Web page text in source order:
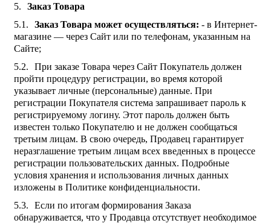
Заказ Товара
Заказ Товара может осуществляться: - в Интернет-
магазине — через Сайт или по телефонам, указанным на
Сайте;
При заказе Товара через Сайт Покупатель должен
пройти процедуру регистрации, во время которой
указывает личные (персональные) данные. При
регистрации Покупателя система запрашивает пароль к
регистрируемому логину. Этот пароль должен быть
известен только Покупателю и не должен сообщаться
третьим лицам. В свою очередь, Продавец гарантирует
неразглашение третьим лицам всех введенных в процессе
регистрации пользовательских данных. Подробные
условия хранения и использования личных данных
изложены в Политике конфиденциальности.
Если по итогам формирования Заказа
обнаруживается, что у Продавца отсутствует необходимое